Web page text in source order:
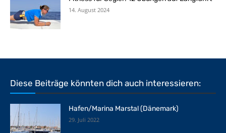
14. August 2024
Diese Beiträge könnten dich auch interessieren:
Hafen/Marina Marstal (Dänemark)
29. Juli 2022